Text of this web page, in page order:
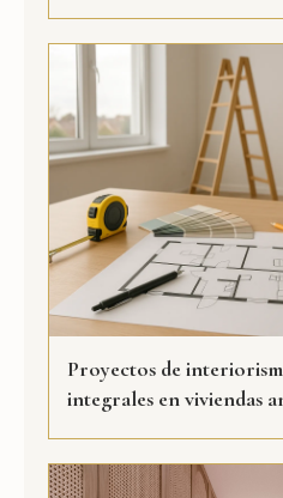
Proyectos de
integrales en viviendas